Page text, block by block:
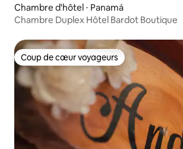
Chambre d'hôtel ⋅ Panamá
Chambre Duplex Hôtel Bardot Boutique
Coup de cœur voyageurs
Coup de cœur voyageurs